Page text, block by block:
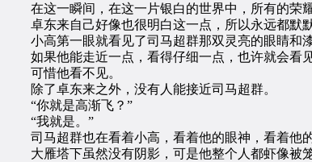
在这一瞬间，在这一片银白的世界中，所有的荣
卓东来自己好像也很明白这一点，所以永远都默默
小高第一眼就看见了司马超群那双灵亮的眼睛和漆
如果他能走近一点，看得仔细一点，也许就会看
可惜他看不见。
除了卓东来之外，没有人能接近司马超群。
“你就是高渐飞？”
“我就是。”
司马超群也在看着小高，看着他的眼神，看着他的
大雁塔下虽然没有阴影，可是他整个人都虾像被笼